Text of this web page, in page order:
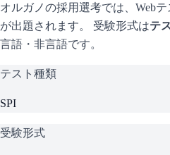
オルガノの採用選考では、Web
が出題されます。 受験形式はテ
言語・非言語です。
テスト種類
SPI
受験形式